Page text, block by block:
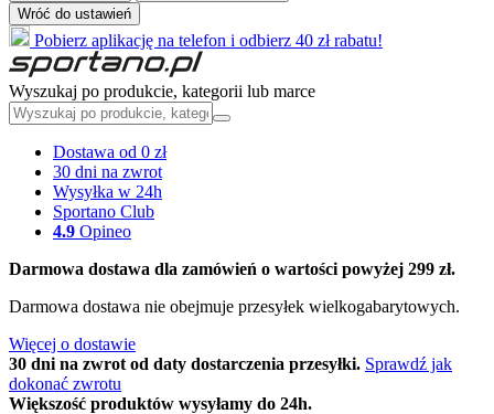
Wróć do ustawień
Pobierz aplikację na telefon i odbierz 40 zł rabatu!
Wyszukaj po produkcie, kategorii lub marce
Dostawa od 0 zł
30 dni na zwrot
Wysyłka w 24h
Sportano Club
4.9 Opineo
Darmowa dostawa dla zamówień o wartości powyżej 299 zł.
Darmowa dostawa nie obejmuje przesyłek wielkogabarytowych.
Więcej o dostawie
30 dni na zwrot od daty dostarczenia przesyłki. Sprawdź jak
dokonać zwrotu
Większość produktów wysyłamy do 24h.